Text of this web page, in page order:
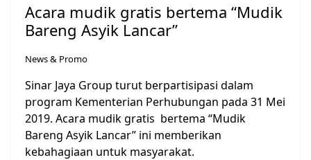
Acara mudik gratis bertema “Mudik
Bareng Asyik Lancar”
News & Promo
Sinar Jaya Group turut berpartisipasi dalam
program Kementerian Perhubungan pada 31 Mei
2019. Acara mudik gratis bertema “Mudik
Bareng Asyik Lancar” ini memberikan
kebahagiaan untuk masyarakat.